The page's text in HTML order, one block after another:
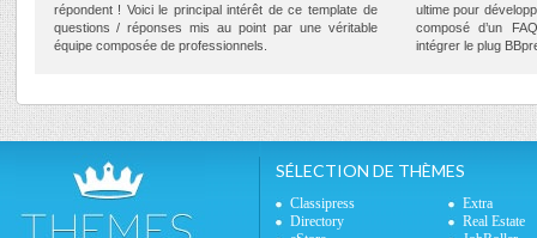
répondent ! Voici le principal intérêt de ce template de
questions / réponses mis au point par une véritable
équipe composée de professionnels.
ultime pour
composé d’un
intégrer le plug
SÉLECTION DE THÈMES
Classipress
Extra
Directory
Real Estate